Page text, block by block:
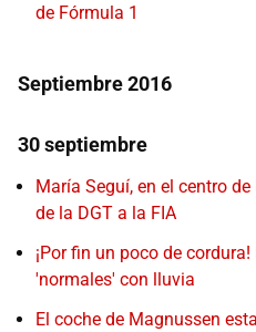
de Fórmula 1
Septiembre 2016
30 septiembre
María Seguí, en el centro
de la DGT a la FIA
¡Por fin un poco de
'normales' con lluvia
El coche de Magnussen